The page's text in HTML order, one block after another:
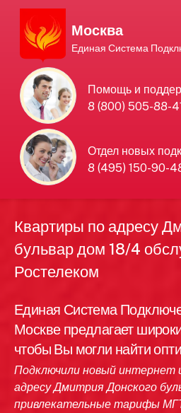
Москва
Единая Система
Помощь и
8 (800) 505-88-
Отдел новых
8 (495) 150-90-
Единая
нового
телевидения
Квартиры по адресу
бульвар дом 18/4
Ростелеком
Единая Система
Москве предлагает
чтобы Вы могли найти
Подключили новый интернет
адресу Дмитрия Донского
привлекательные тарифы